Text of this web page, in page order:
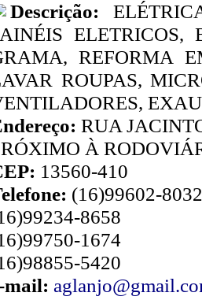
Descrição:
REFORMA
ROUPAS,
RUA
À
13560-410
(16)99602-8032
8658
1674
5420
mail: